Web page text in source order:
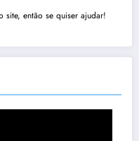
site, então se quiser ajudar!